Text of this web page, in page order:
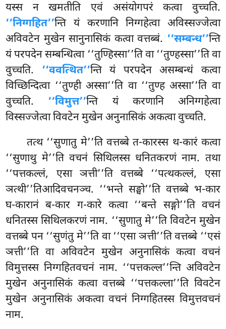
यस्स न खमतीति एवं असंयोगपरं कत्वा वुच्चति.
‘‘निग्गहित’’न्ति यं करणानि निग्गहेत्वा अविस्सज्जेत्वा
अविवटेन मुखेन सानुनासिकं कत्वा वत्तब्बं. ‘‘सम्बन्ध’’न्ति
यं परपदेन सम्बन्धित्वा ‘‘तुण्हिस्सा’’ति वा ‘‘तुण्हस्सा’’ति वा
वुच्चति. ‘‘ववत्थित’’न्ति यं परपदेन असम्बन्धं कत्वा
विच्छिन्दित्वा ‘‘तुण्ही अस्सा’’ति वा ‘‘तुण्ह अस्सा’’ति वा
वुच्चति. ‘‘विमुत्त’’न्ति यं करणानि अनिग्गहेत्वा
विस्सज्जेत्वा विवटेन मुखेन अनुनासिकं अकत्वावुच्चति.
तत्थ ‘‘सुणातु मे’’ति वत्तब्बे त-कारस्स थ-कारं कत्वा
‘‘सुणाथु मे’’ति वचनं सिथिलस्स धनितकरणं नाम. तथा
‘‘पत्तकल्लं, एसा ञत्ती’’ति वत्तब्बे ‘‘पत्थकल्लं, एसा
ञत्थी’’तिआदिवचनञ्च. ‘‘भन्ते सङ्घो’’ति वत्तब्बे भ-कार
घ-कारानं ब-कार ग-कारे कत्वा ‘‘बन्ते सङ्गो’’ति वचनं
धनितस्स सिथिलकरणं नाम. ‘‘सुणातु मे’’ति विवटेन मुखेन
वत्तब्बे पन ‘‘सुणंतु मे’’ति वा ‘‘एसा ञत्ती’’ति वत्तब्बे ‘‘एसं
ञत्ती’’ति वा अविवटेन मुखेन अनुनासिकं कत्वा वचनं
विमुत्तस्स निग्गहितवचनं नाम. ‘‘पत्तकल्ल’’न्ति अविवटेन
मुखेन अनुनासिकं कत्वा वत्तब्बे ‘‘पत्तकल्ला’’ति विवटेन
मुखेन अनुनासिकं अकत्वा वचनं निग्गहितस्स विमुत्तवचनं
नाम.